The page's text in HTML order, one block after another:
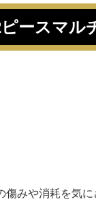
ースマル
みや消耗を気に